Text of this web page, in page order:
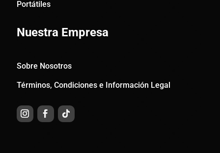
Portátiles
Nuestra Empresa
Sobre Nosotros
Términos, Condiciones e Información Legal